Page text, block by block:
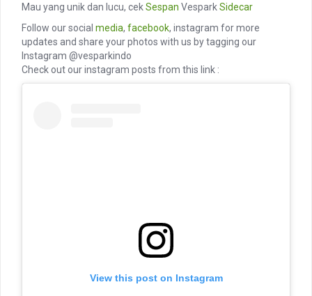
Mau yang unik dan lucu, cekSespan VesparkSidecar
Follow our social media, facebook, instagram for more
updates and share your photos with us by tagging our
Instagram @vesparkindo
Check out our instagram posts from this link :
View this post on Instagram